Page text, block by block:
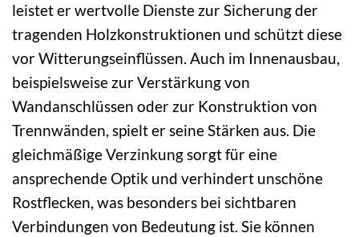
leistet er wertvolle Dienste zur Sicherung der
tragenden Holzkonstruktionen und schützt diese
vor Witterungseinflüssen. Auch im Innenausbau,
beispielsweise zur Verstärkung von
Wandanschlüssen oder zur Konstruktion von
Trennwänden, spielt er seine Stärken aus. Die
gleichmäßige Verzinkung sorgt für eine
ansprechende Optik und verhindert unschöne
Rostflecken, was besonders bei sichtbaren
Verbindungen von Bedeutung ist. Sie können